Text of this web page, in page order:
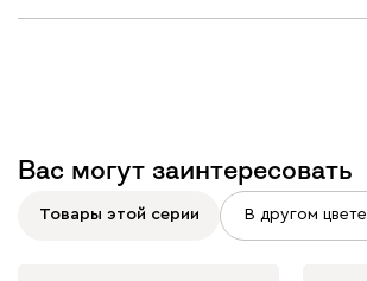
Вас могут заинтересовать
Товары этой серии В другом цвете